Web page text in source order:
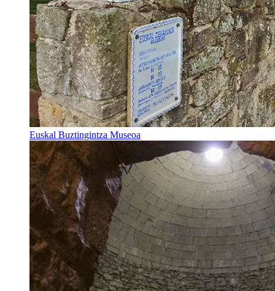
Euskal Buztingintza Museoa